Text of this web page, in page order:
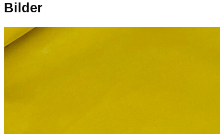
Bilder